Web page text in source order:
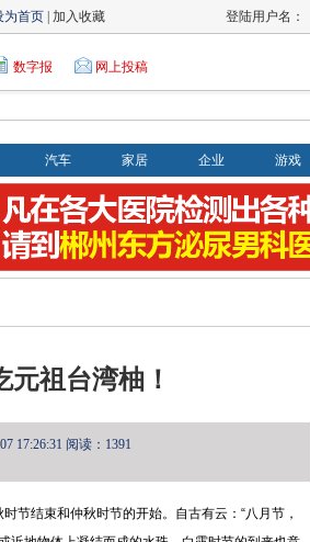
为首页 | 加入收藏 登陆用户名：
数字报 网上投稿
汽车 家居 企业 游戏
祖台湾柚！
17:26:31 阅读：1391
结束和仲秋时节的开始。自古有云：“八月节，